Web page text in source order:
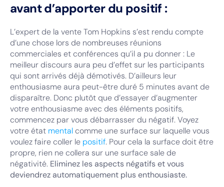
avant d’apporter du positif :
L’expert de la vente Tom Hopkins s’est rendu compte
d’une chose lors de nombreuses réunions
commerciales et conférences qu’il a pu donner : Le
meilleur discours aura peu d’effet sur les participants
qui sont arrivés déjà démotivés. D’ailleurs leur
enthousiasme aura peut-être duré 5 minutes avant de
disparaître. Donc plutôt que d’essayer d’augmenter
votre enthousiasme avec des éléments positifs,
commencez par vous débarrasser du négatif. Voyez
votre état mentalcomme une surface sur laquelle vous
voulez faire coller le positif. Pour cela la surface doit être
propre, rien ne collera sur une surface sale de
négativité. Eliminez les aspects négatifs et vous
deviendrez automatiquement plus enthousiaste.